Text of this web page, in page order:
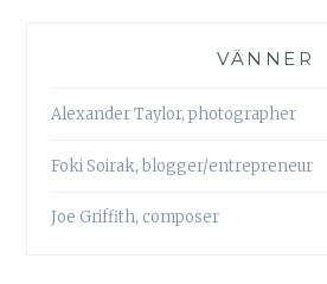
VÄNNER
Alexander Taylor, photographer
Foki Soirak, blogger/entrepreneur
Joe Griffith, composer